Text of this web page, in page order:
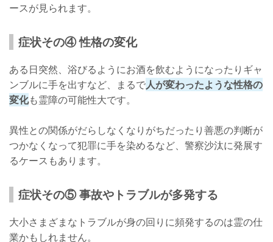
ースが見られます。
症状その④ 性格の変化
ある日突然、浴びるようにお酒を飲むようになったりギャ
ンブルに手を出すなど、まるで人が変わったような性格の
変化も霊障の可能性大です。
異性との関係がだらしなくなりがちだったり善悪の判断が
つかなくなって犯罪に手を染めるなど、警察沙汰に発展す
るケースもあります。
症状その⑤ 事故やトラブルが多発する
大小さまざまなトラブルが身の回りに頻発するのは霊の仕
業かもしれません。